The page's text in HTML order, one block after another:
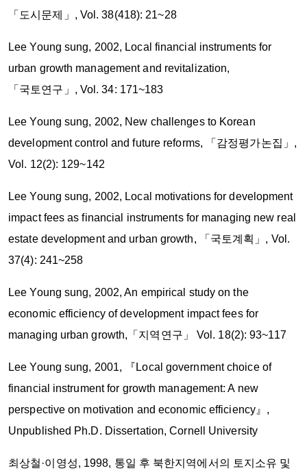
「도시문제」, Vol. 38(418): 21~28
Lee Young sung, 2002, Local financial instruments for
urban growth management and revitalization,
「국토연구」, Vol. 34: 171~183
Lee Young sung, 2002, New challenges to Korean
development control and future reforms, 「감정평가논집」,
Vol. 12(2): 129~142
Lee Young sung, 2002, Local motivations for development
impact fees as financial instruments for managing new real
estate development and urban growth, 「국토계획」, Vol.
37(4): 241~258
Lee Young sung, 2002, An empirical study on the
economic efficiency of development impact fees for
managing urban growth,「지역연구」 Vol. 18(2): 93~117
Lee Young sung, 2001, 『Local government choice of
financial instrument for growth management: A new
perspective on motivation and economic efficiency』,
Unpublished Ph.D. Dissertation, Cornell University
최상철·이영성, 1998, 통일 후 북한지역에서의 토지소유 및